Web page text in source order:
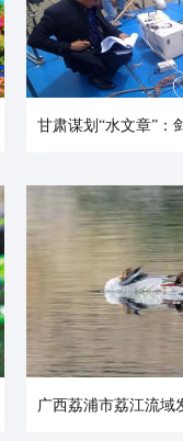
甘肃谋划“水文章”：
广西荔浦市荔江流域